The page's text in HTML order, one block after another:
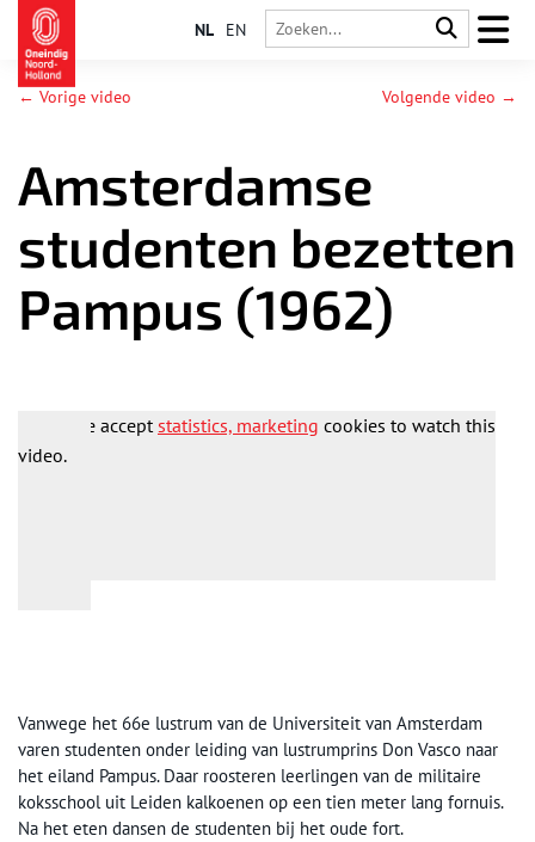
NL EN
← Vorige video Volgende video →
Amsterdamse
studenten bezetten
Pampus (1962)
Please acceptstatistics, marketing cookies to watch this
video.
Vanwege het 66e lustrum van de Universiteit van Amsterdam
varen studenten onder leiding van lustrumprins Don Vasco naar
het eiland Pampus. Daar roosteren leerlingen van de militaire
koksschool uit Leiden kalkoenen op een tien meter lang fornuis.
Na het eten dansen de studenten bij het oude fort.